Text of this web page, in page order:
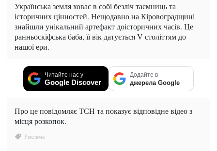
Українська земля ховає в собі безліч таємниць та
історичних цінностей. Нещодавно на Кіровоградщині
знайшли унікальний артефакт доісторичних часів. Це
ранньоскіфська баба, її вік датується V століттям до
нашої ери.
Читайте нас у
Google Discover
Додайте в
джерела Google
Про це повідомляє ТСН та показує відповідне відео з
місця розкопок.